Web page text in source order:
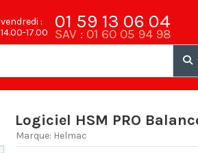
01 59 13 06 04
SAV : 01 60 05 94 98
:
17.00
Logiciel HSM PRO
Marque: Helmac